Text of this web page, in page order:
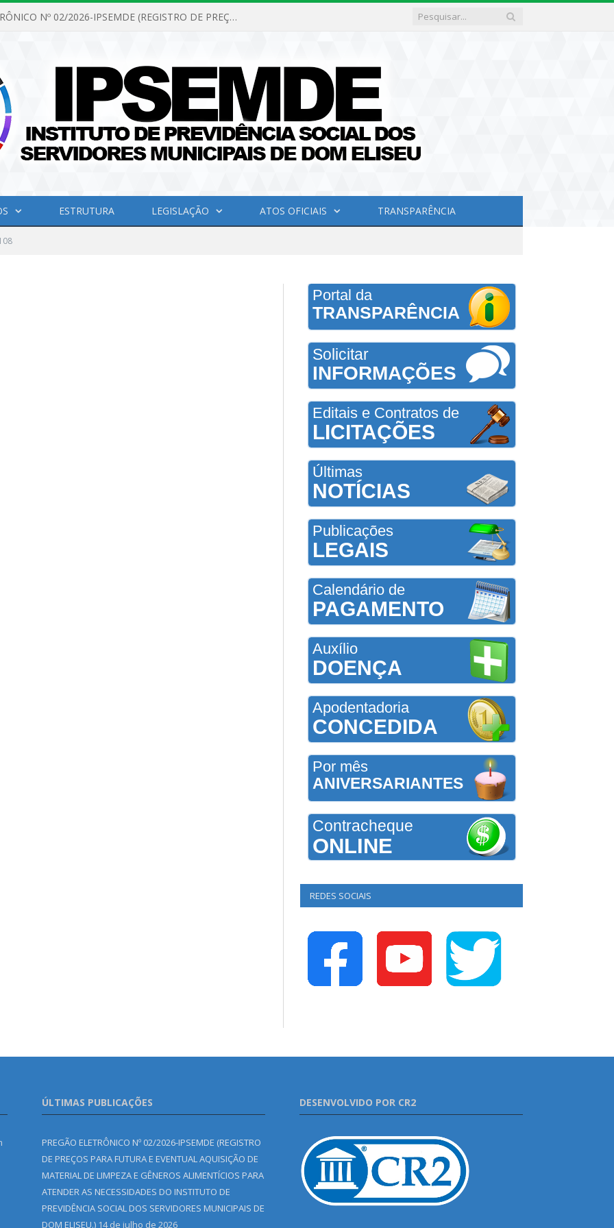
PREGÃO ELETRÔNICO Nº 02/2026-IPSEMDE (REGISTRO DE PREÇOS PARA FUTURA E EVENTUAL AQUISIÇÃO DE MATERIAL DE LIMPEZA E GÊNEROS ALIMENTÍCIOS PARA ATENDER AS NECESSIDADES DO INSTITUTO DE PREVIDÊNCIA SOCIAL DOS SERVIDORES MUNICIPAIS DE DOM ELISEU.)
ESTRUTURA LEGISLAÇÃO ATOS OFICIAIS TRANSPARÊNCIA
Portal da
TRANSPARÊNCIA
Solicitar
INFORMAÇÕES
Editais e Contratos de
LICITAÇÕES
Últimas
NOTÍCIAS
Publicações
LEGAIS
Calendário de
PAGAMENTO
Auxílio
DOENÇA
Apodentadoria
CONCEDIDA
Por mês
ANIVERSARIANTES
Contracheque
ONLINE
REDES SOCIAIS
ÚLTIMAS PUBLICAÇÕES
PREGÃO ELETRÔNICO Nº 02/2026-IPSEMDE (REGISTRO
DE PREÇOS PARA FUTURA E EVENTUAL AQUISIÇÃO DE
MATERIAL DE LIMPEZA E GÊNEROS ALIMENTÍCIOS PARA
ATENDER AS NECESSIDADES DO INSTITUTO DE
PREVIDÊNCIA SOCIAL DOS SERVIDORES MUNICIPAIS DE
DOM ELISEU.) 14 de julho de 2026
DESENVOLVIDO POR CR2